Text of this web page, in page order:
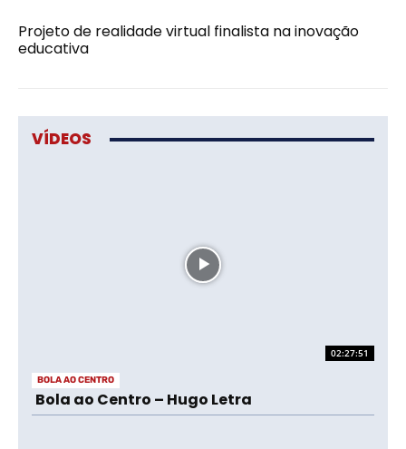
Projeto de realidade virtual finalista na inovação
educativa
VÍDEOS
02:27:51
BOLA AO CENTRO
Bola ao Centro – Hugo Letra